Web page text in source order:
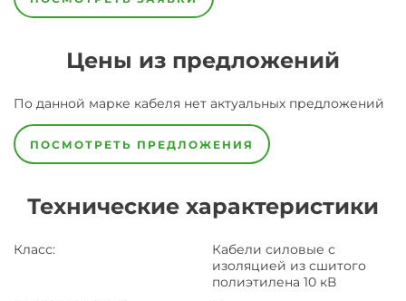
Цены из предложений
По данной марке кабеля нет актуальных предложений
ПОСМОТРЕТЬ ПРЕДЛОЖЕНИЯ
Технические характеристики
Класс:
Кабели силовые с
изоляцией из сшитого
полиэтилена 10 кВ